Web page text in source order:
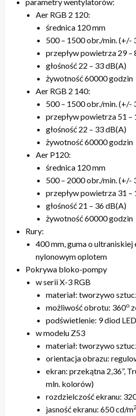
Aer RGB 2 120:
średnica 120 mm
500 – 1500 obr./min. (+/-
przepływ powietrza 29 –
głośność 22 – 33 dB(A)
żywotność 60000 godzin
Aer RGB 2 140:
500 – 1500 obr./min. (+/-
przepływ powietrza 51 –
głośność 22 – 33 dB(A)
żywotność 60000 godzin
Aer P120:
średnica 120 mm
500 – 2000 obr./min. (+/-
przepływ powietrza 31 –
głośność 21 – 36 dB(A)
żywotność 60000 godzin
Rury:
400 mm, guma o ultraniskiej
nylonowym oplotem
Pokrywa bloko-pompy
w serii X-3 RGB
materiał: tworzywo
możliwość obrotu: 360o
podświetlenie: 9 diod LED
w modelu Z53
materiał: tworzywo
orientacja obrazu:
ekran: przekątna 2,36”,
mln. kolorów)
rozdzielczość ekranu:
jasność ekranu: 650 cd/m2